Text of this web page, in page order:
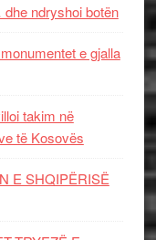
ndryshoi botën
e gjalla
takim në
të Kosovës
E SHQIPËRISË